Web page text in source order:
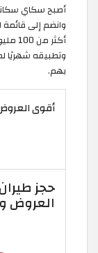
أصبح سكاي
وتطبيقه شهريًا
بهم.
أقوى
العروض